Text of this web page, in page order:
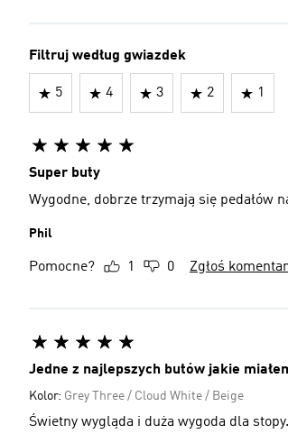
Filtruj według gwiazdek
5 4 3 2 1
Super buty
Wygodne, dobrze trzymają się pedałów
Phil
Pomocne? 1 0 Zgłoś
Jedne z najlepszych butów jakie
Kolor: Grey Three / Cloud White / Beige
Świetny wygląda i duża wygoda dla